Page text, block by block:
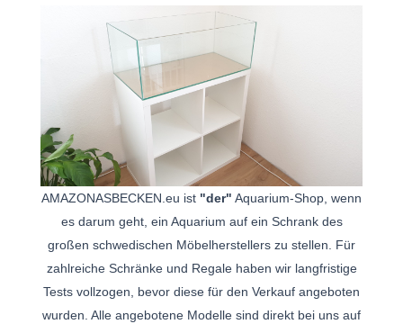
AMAZONASBECKEN.eu ist "der" Aquarium-Shop, wenn
es darum geht, ein Aquarium auf ein Schrank des
großen schwedischen Möbelherstellers zu stellen. Für
zahlreiche Schränke und Regale haben wir langfristige
Tests vollzogen, bevor diese für den Verkauf angeboten
wurden. Alle angebotene Modelle sind direkt bei uns auf